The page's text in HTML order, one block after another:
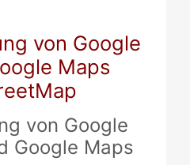
von Google
Maps
von Google
Google Maps